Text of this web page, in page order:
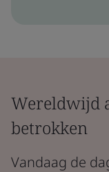
Wereldwijd
betrokken
Vandaag de